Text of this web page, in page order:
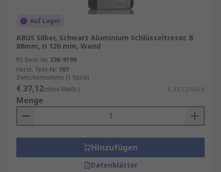
Auf Lager
ABUS Silber, Schwarz Aluminium Schlüsseltresor, B
88mm, H 120 mm, Wand
RS Best.-Nr. 236-9196
Herst. Teile-Nr. 707
Zwischensumme (1 Stück)
€ 37,12(ohne MwSt.) € 37,12/Stück
Menge
Hinzufügen
Datenblätter